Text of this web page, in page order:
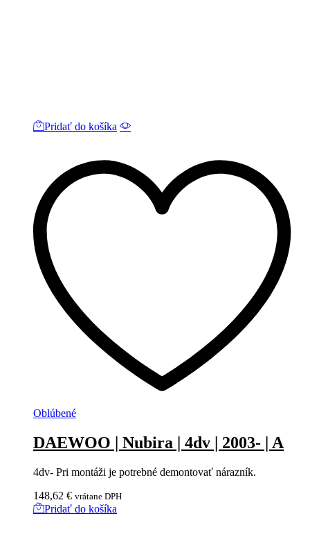
Pridať do košíka
Oblúbené
DAEWOO | Nubira | 4dv | 2003- | A
4dv- Pri montáži je potrebné demontovať nárazník.
148,62 € vrátane DPH
Pridať do košíka